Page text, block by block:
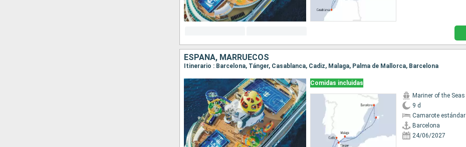
ESPAÑA, MARRUECOS
Itinerario : Barcelona, Tánger, Casablanca, Cadiz, Malaga, Palma de Mallorca, Barcelona
Comidas incluidas
Mariner of the Seas
9 d
Camarote estándar
Barcelona
24/06/2027